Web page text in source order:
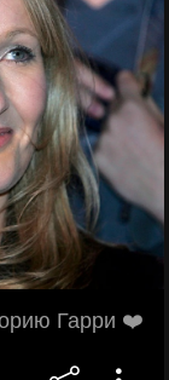
Гарри ❤️